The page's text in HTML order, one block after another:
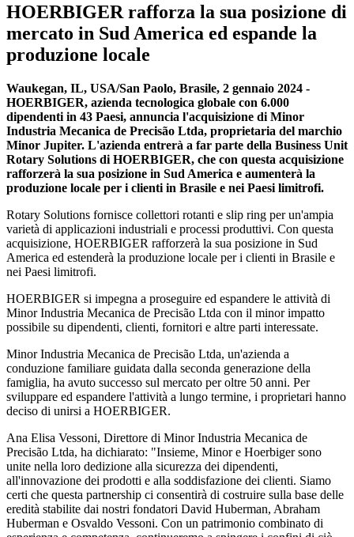
HOERBIGER rafforza la sua posizione di
mercato in Sud America ed espande la
produzione locale
Waukegan, IL, USA/San Paolo, Brasile, 2 gennaio 2024 -
HOERBIGER, azienda tecnologica globale con 6.000
dipendenti in 43 Paesi, annuncia l'acquisizione di Minor
Industria Mecanica de Precisão Ltda, proprietaria del marchio
Minor Jupiter. L'azienda entrerà a far parte della Business Unit
Rotary Solutions di HOERBIGER, che con questa acquisizione
rafforzerà la sua posizione in Sud America e aumenterà la
produzione locale per i clienti in Brasile e nei Paesi limitrofi.
Rotary Solutions fornisce collettori rotanti e slip ring per un'ampia
varietà di applicazioni industriali e processi produttivi. Con questa
acquisizione, HOERBIGER rafforzerà la sua posizione in Sud
America ed estenderà la produzione locale per i clienti in Brasile e
nei Paesi limitrofi.
HOERBIGER si impegna a proseguire ed espandere le attività di
Minor Industria Mecanica de Precisão Ltda con il minor impatto
possibile su dipendenti, clienti, fornitori e altre parti interessate.
Minor Industria Mecanica de Precisão Ltda, un'azienda a
conduzione familiare guidata dalla seconda generazione della
famiglia, ha avuto successo sul mercato per oltre 50 anni. Per
sviluppare ed espandere l'attività a lungo termine, i proprietari hanno
deciso di unirsi a HOERBIGER.
Ana Elisa Vessoni, Direttore di Minor Industria Mecanica de
Precisão Ltda, ha dichiarato: "Insieme, Minor e Hoerbiger sono
unite nella loro dedizione alla sicurezza dei dipendenti,
all'innovazione dei prodotti e alla soddisfazione dei clienti. Siamo
certi che questa partnership ci consentirà di costruire sulla base delle
eredità stabilite dai nostri fondatori David Huberman, Abraham
Huberman e Osvaldo Vessoni. Con un patrimonio combinato di